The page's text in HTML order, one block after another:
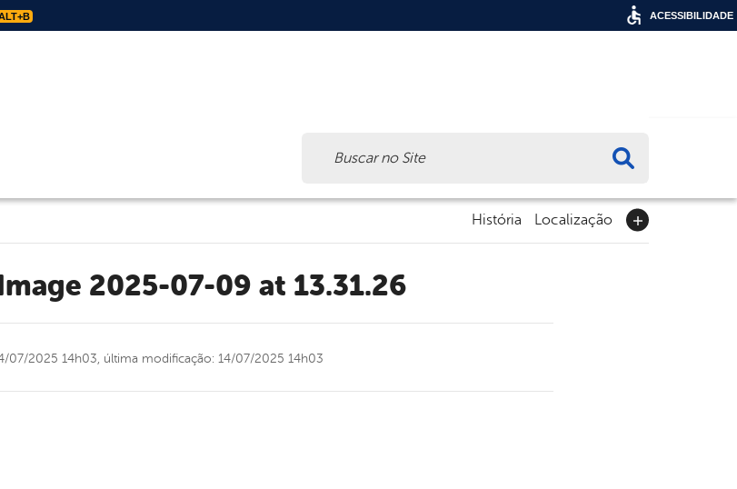
História Localização
Image 2025-07-09 at 13.31.26
07/2025 14h03, última modificação: 14/07/2025 14h03
ACESSIBILIDADE